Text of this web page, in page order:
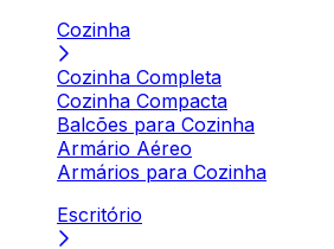
Cozinha
Cozinha Completa
Cozinha Compacta
Balcões para Cozinha
Armário Aéreo
Armários para Cozinha
Escritório